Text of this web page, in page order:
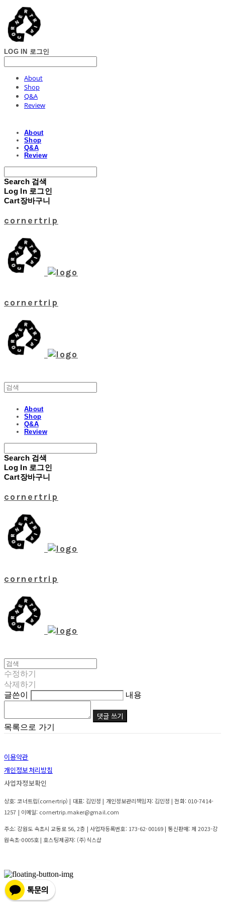
LOG IN 로그인
About
Shop
Q&A
Review
About
Shop
Q&A
Review
Search 검색
Log In 로그인
Cart장바구니
cornertrip
cornertrip
About
Shop
Q&A
Review
Search 검색
Log In 로그인
Cart장바구니
cornertrip
cornertrip
수정하기
삭제하기
글쓴이
내용
댓글 쓰기
목록으로 가기
이용약관
개인정보처리방침
사업자정보확인
상호: 코너트립(cornertrip) | 대표: 김민정 | 개인정보관리책임자: 김민정 | 전화: 010-7414-
1257 | 이메일: cornertrip.maker@gmail.com
주소: 강원도 속초시 교동로 56, 2층 | 사업자등록번호: 173-62-00169 | 통신판매: 제 2023-강
원속초-0005호 | 호스팅제공자: (주)식스샵